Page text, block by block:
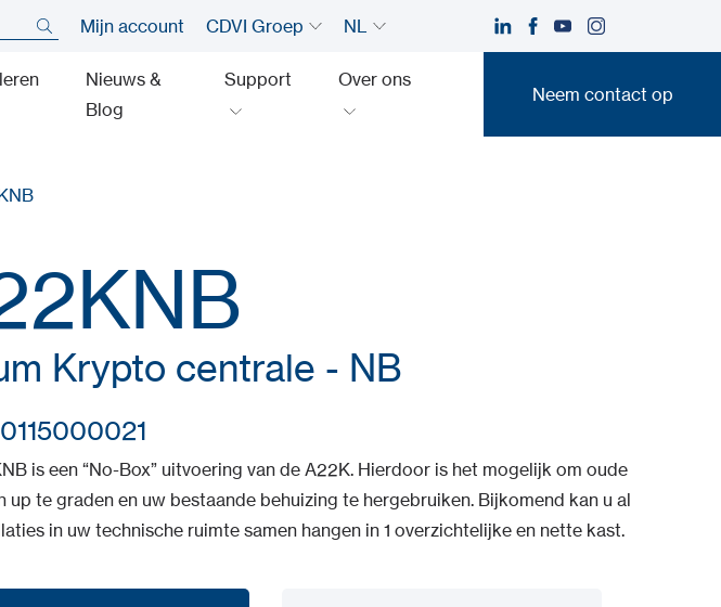
Mijn account CDVI Groep NL
Nieuws &
Blog
Support Over ons
Neem contact op
Krypto centrale - NB
is een “No-Box” uitvoering van de A22K. Hierdoor is het mogelijk om oude
up te graden en uw bestaande behuizing te hergebruiken. Bijkomend kan u al
in uw technische ruimte samen hangen in 1 overzichtelijke en nette kast.